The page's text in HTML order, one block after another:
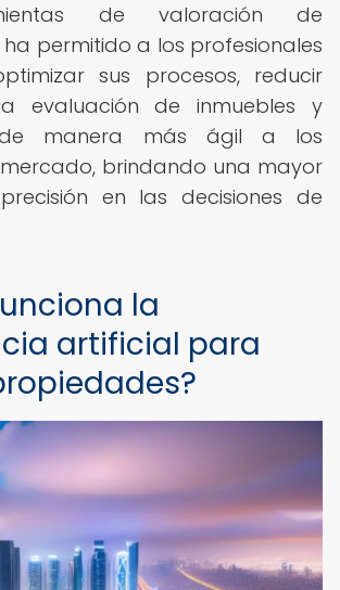
de valoración de
permitido a los profesionales
sus procesos, reducir
evaluación de inmuebles y
manera más ágil a los
brindando una mayor
en las decisiones de
la
artificial para